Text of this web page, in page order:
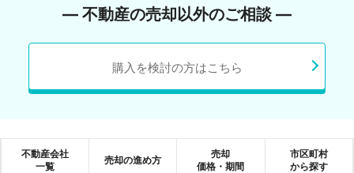
― 不動産の売却以外のご相談 ―
購入を検討の方はこちら
不動産会社
一覧
売却の進め方
売却
価格・期間
市区町村
から探す